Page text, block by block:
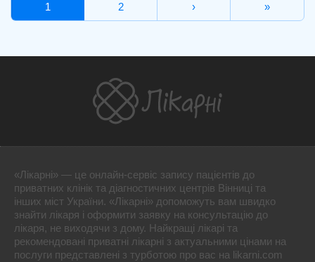
1 2 › »
«Лікарні» — це онлайн-сервіс запису пацієнтів до
приватних клінік та діагностичних центрів Вінниці та
інших міст України. «Лікарні» допоможуть вам швидко
знайти лікаря і оформити заявку на консультацію до
лікаря, не виходячи з дому. Найкращі лікарі та
рекомендовані приватні лікарні з актуальними цінами на
послуги представлені з турботою про вас на likarni.com